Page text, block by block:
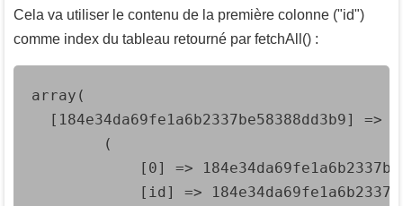
Cela va utiliser le contenu de la première colonne ("id")
comme index du tableau retourné par fetchAll() :
array(
[184e34da69fe1a6b2337be58388dd3b9] =>
        (
[0] =>
[id] =>